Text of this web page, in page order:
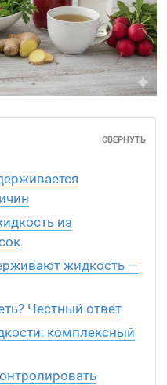
СВЕРНУТЬ
из
жидкость —
Честный ответ
комплексный